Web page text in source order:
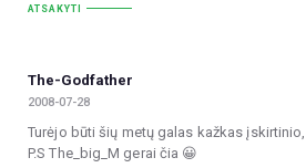
ATSAKYTI
The-Godfather
2008-07-28
Turėjo būti šių metų galas kažkas
P.S The_big_M gerai čia 😀